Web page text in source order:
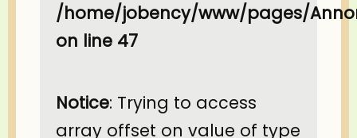
/home/jobency/www/pages/
on line 47
Notice: Trying to access
array offset on value of type